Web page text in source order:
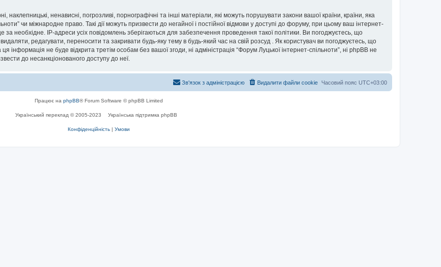
наклепницькі, ненависні, погрозливі, порнографічні та інші матеріали, які можуть порушувати закони вашої країни, країни, яка
чи міжнародне право. Такі дії можуть призвести до негайної і постійної відмови у доступі до форуму, при цьому ваш інтернет-
необхідне. IP-адреси усіх повідомлень зберігаються для забезпечення проведення такої політики. Ви погоджуєтесь, що
редагувати, переносити та закривати будь-яку тему в будь-який час на свій розсуд . Як користувач ви погоджуєтесь, що
інформація не буде відкрита третім особам без вашої згоди, ні адміністрація “Форум Луцької інтернет-спільноти”, ні phpBB не
до несанкціонованого доступу до неї.
Часовий пояс UTC+03:00
Видалити файли cookie
Зв'язок з адміністрацією
Працює на phpBB® Forum Software © phpBB Limited
Український переклад © 2005-2023 Українська підтримка phpBB
Конфіденційність | Умови